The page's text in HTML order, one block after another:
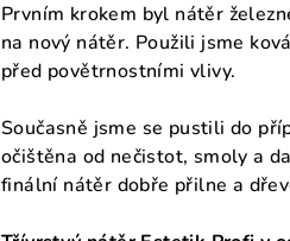
Prvním krokem byl nátěr
na nový nátěr. Použili jsme
před povětrnostními vlivy.
Současně jsme se pustili do
očištěna od nečistot, smoly a
finální nátěr dobře přilne a